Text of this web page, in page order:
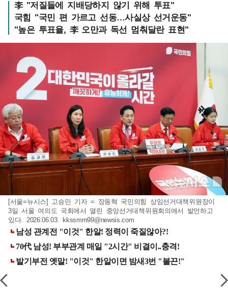
李 "저질들에 지배당하지 않기 위해 투표"
국힘 "국민 편 가르고 선동…사실상 선거운동"
"높은 투표율, 李 오만과 독선 멈춰달란 표현"
[서울=뉴시스] 고승민 기자 = 장동혁 국민의힘 상임선거대책위원장이
3일 서울 여의도 국회에서 열린 중앙선거대책위원회의에서 발언하고
있다. 2026.06.03. kkssmm99@newsis.com